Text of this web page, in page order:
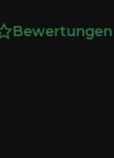
Bewertungen